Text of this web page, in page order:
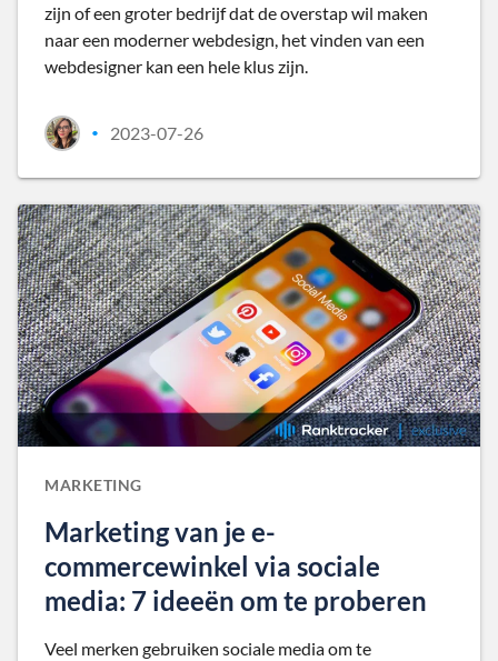
zijn of een groter bedrijf dat de overstap wil maken
naar een moderner webdesign, het vinden van een
webdesigner kan een hele klus zijn.
• 2023-07-26
MARKETING
Marketing van je e-
commercewinkel via sociale
media: 7 ideeën om te proberen
Veel merken gebruiken sociale media om te